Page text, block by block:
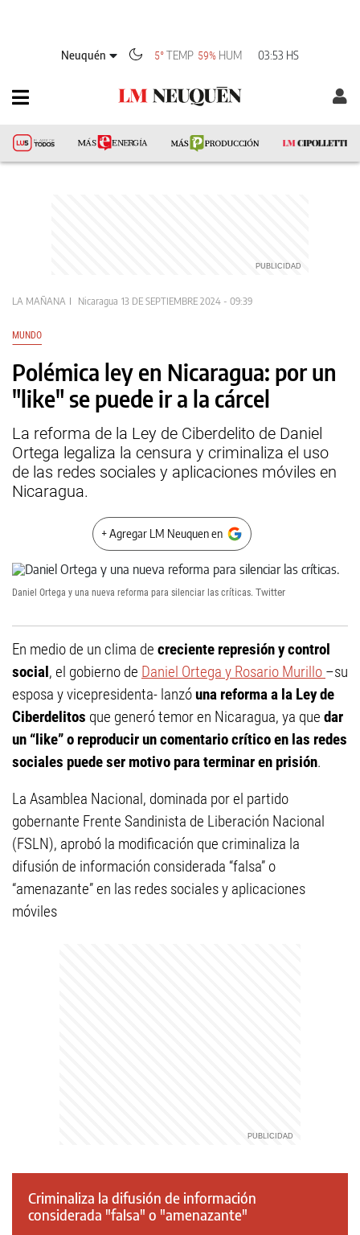
Neuquén 5° TEMP 59% HUM 03:53 HS
LA MAÑANA Nicaragua 13 DE SEPTIEMBRE 2024 - 09:39
MUNDO
Polémica ley en Nicaragua: por un
"like" se puede ir a la cárcel
La reforma de la Ley de Ciberdelito de Daniel
Ortega legaliza la censura y criminaliza el uso
de las redes sociales y aplicaciones móviles en
Nicaragua.
+ Agregar LM Neuquen en
Daniel Ortega y una nueva reforma para silenciar las críticas. Twitter
En medio de un clima de creciente represión y control
social, el gobierno de Daniel Ortega y Rosario Murillo –su
esposa y vicepresidenta- lanzóuna reforma a la Ley de
Ciberdelitos que generó temor en Nicaragua, ya que dar
un “like” o reproducir un comentario crítico en las redes
sociales puede ser motivo para terminar en prisión.
La Asamblea Nacional, dominada por el partido
gobernante Frente Sandinista de Liberación Nacional
(FSLN), aprobó la modificación que criminaliza la
difusión de información considerada “falsa” o
“amenazante” en las redes sociales y aplicaciones
móviles
Criminaliza la difusión de información
considerada "falsa" o "amenazante"